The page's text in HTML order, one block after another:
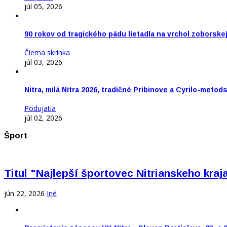
júl 05, 2026
90 rokov od tragického pádu lietadla na vrchol
Čierna skrinka
júl 03, 2026
Nitra, milá Nitra 2026, tradičné Pribinove a Cyrilo-
Podujatia
júl 02, 2026
Šport
Titul "Najlepší športovec Nitrianskeho
jún 22, 2026 Iné